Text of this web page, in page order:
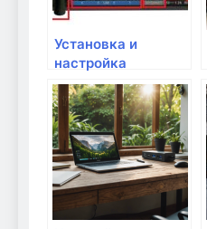
Установка и
настройка
маршрутизатора:
пошаговое
руководство